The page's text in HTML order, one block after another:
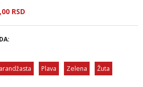
00 RSD
Plava Zelena Žuta